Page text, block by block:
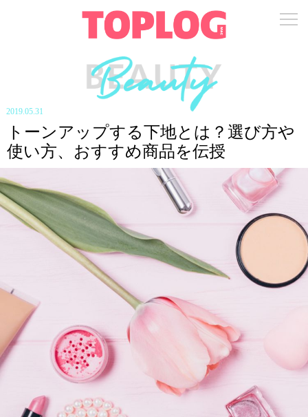
2019.05.31
トーンアップする下地とは？選び方や
使い方、おすすめ商品を伝授